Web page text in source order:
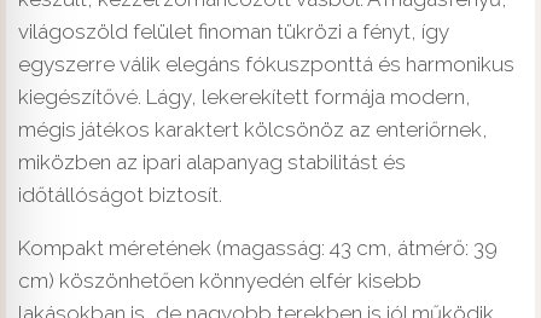
világoszöld felület finoman tükrözi a fényt, így
egyszerre válik elegáns fókuszponttá és harmonikus
kiegészítővé. Lágy, lekerekített formája modern,
mégis játékos karaktert kölcsönöz az enteriőrnek,
miközben az ipari alapanyag stabilitást és
időtállóságot biztosít.
Kompakt méretének (magasság: 43 cm, átmérő: 39
cm) köszönhetően könnyedén elfér kisebb
lakásokban is, de nagyobb terekben is jól működik